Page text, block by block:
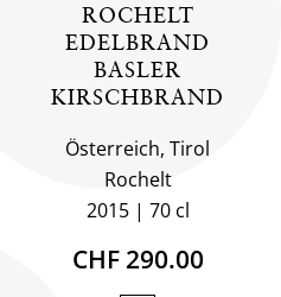
ROCHELT
EDELBRAND
BASLER
KIRSCHBRAND
Österreich, Tirol
Rochelt
2015
70 cl
CHF 290.00